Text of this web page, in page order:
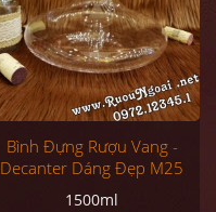
Bình Đựng Rượu Vang -
Decanter Dáng Đẹp M25
1500ml